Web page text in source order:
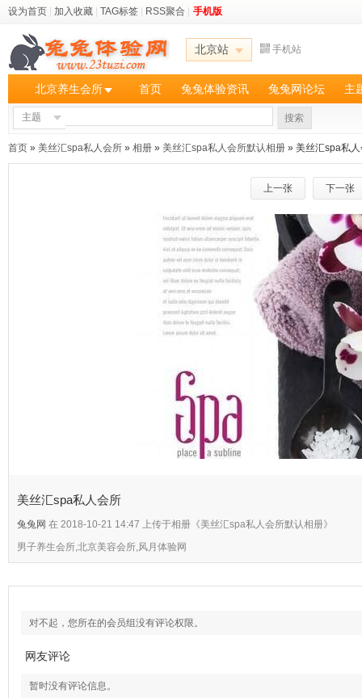
设为首页 加入收藏 TAG标签 RSS聚合 手机版
北京站 手机站
北京养生会所 首页 兔兔体验资讯 兔兔网论坛 主
主题 搜索
首页 » 美丝汇spa私人会所 » 相册 » 美丝汇spa私人会所默认相册 » 美丝汇spa私
上一张 下一张
美丝汇spa私人会所
兔兔网 在 2018-10-21 14:47 上传于相册《美丝汇spa私人会所默认相册》
男子养生会所,北京美容会所,风月体验网
对不起，您所在的会员组没有评论权限。
网友评论
暂时没有评论信息。